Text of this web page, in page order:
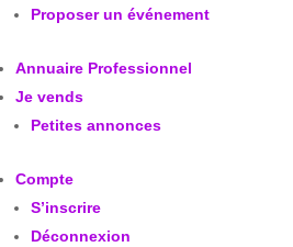
Proposer un événement
Annuaire Professionnel
Je vends
Petites annonces
Compte
S’inscrire
Déconnexion